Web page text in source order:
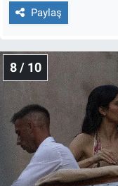
Paylaş
8 / 10